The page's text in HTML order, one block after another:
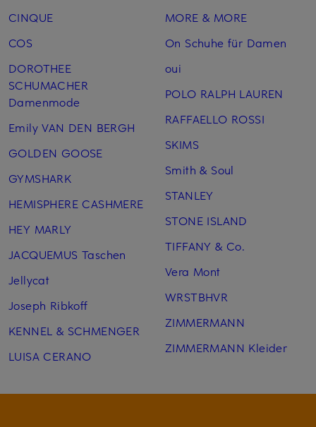
CINQUE
COS
DOROTHEE
SCHUMACHER
Damenmode
Emily VAN DEN BERGH
GOLDEN GOOSE
GYMSHARK
HEMISPHERE CASHMERE
HEY MARLY
JACQUEMUS Taschen
Jellycat
Joseph Ribkoff
KENNEL & SCHMENGER
LUISA CERANO
MORE & MORE
On Schuhe für Damen
oui
POLO RALPH LAUREN
RAFFAELLO ROSSI
SKIMS
Smith & Soul
STANLEY
STONE ISLAND
TIFFANY & Co.
Vera Mont
WRSTBHVR
ZIMMERMANN
ZIMMERMANN Kleider